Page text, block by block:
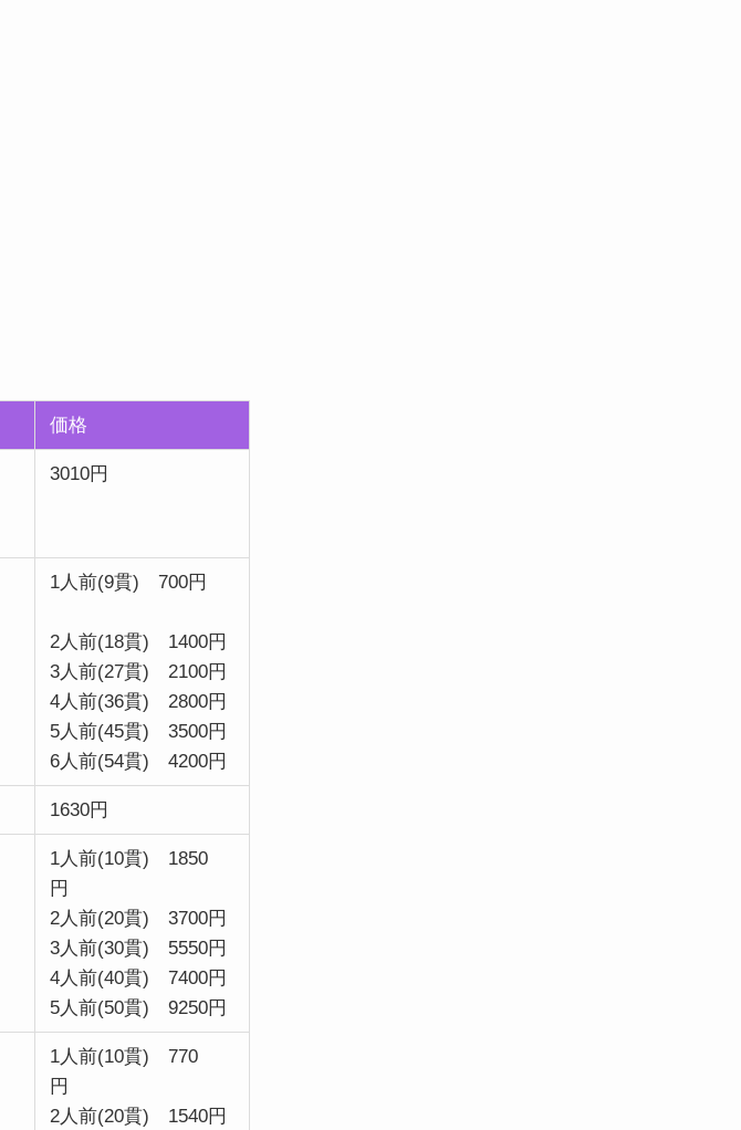
価格
3010円
1人前(9貫) 700円
2人前(18貫) 1400円
3人前(27貫) 2100円
4人前(36貫) 2800円
5人前(45貫) 3500円
6人前(54貫) 4200円
1630円
1人前(10貫) 1850
円
2人前(20貫) 3700円
3人前(30貫) 5550円
4人前(40貫) 7400円
5人前(50貫) 9250円
1人前(10貫) 770
円
2人前(20貫) 1540円